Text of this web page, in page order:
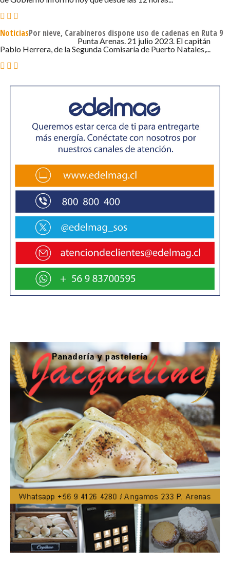
NoticiasPor nieve, Carabineros dispone uso de cadenas en Ruta 9
21 DE JULIO DE 2023 - 11:00 Punta Arenas. 21 julio 2023. El capitán
Pablo Herrera, de la Segunda Comisaría de Puerto Natales,...